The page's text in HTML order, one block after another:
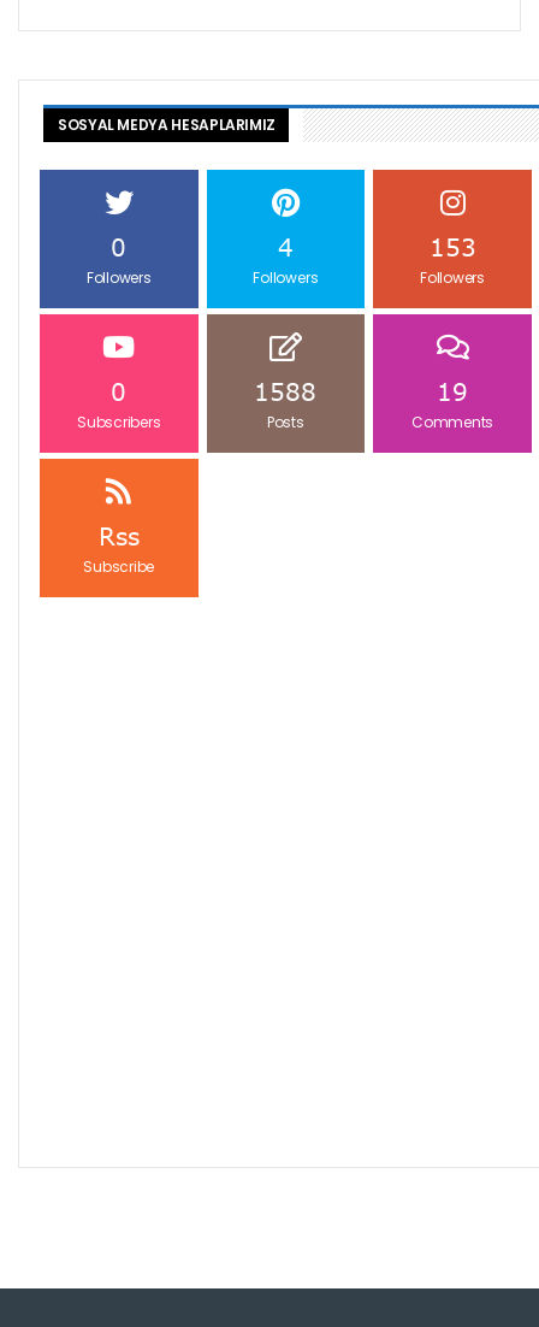
SOSYAL MEDYA HESAPLARIMIZ
0
Followers
4
Followers
153
Followers
0
Subscribers
1588
Posts
19
Comments
Rss
Subscribe